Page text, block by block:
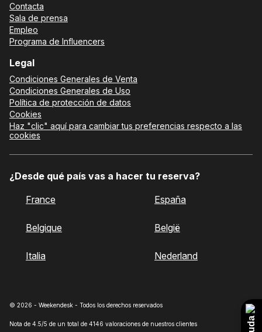
Contacta
Sala de prensa
Empleo
Programa de Influencers
Legal
Condiciones Generales de Venta
Condiciones Generales de Uso
Política de protección de datos
Cookies
Haz "clic" aquí para cambiar tus preferencias respecto a las
cookies
¿Desde qué país vas a hacer tu reserva?
France
España
Belgique België
Italia Nederland
© 2026 - Weekendesk - Todos los derechos reservados
Nota de 4.5/5 de un total de 4146 valoraciones de nuestros clientes